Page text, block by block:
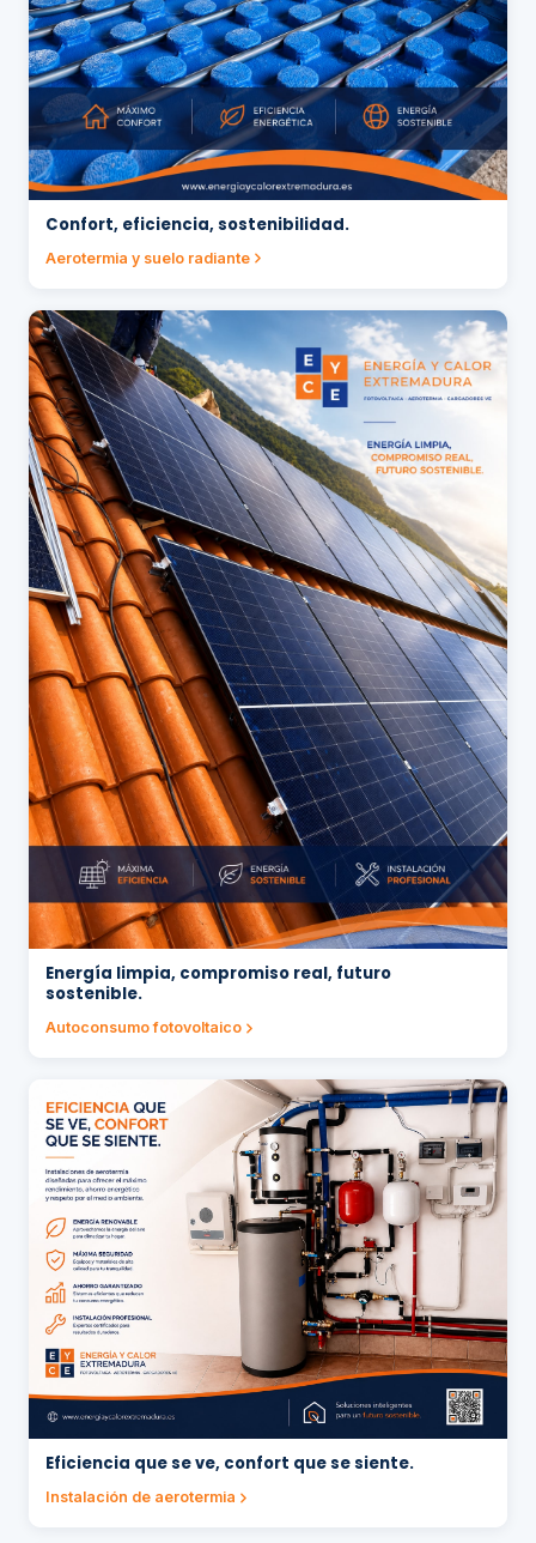
Confort, eficiencia, sostenibilidad.
Aerotermia y suelo radiante
Energía limpia, compromiso real, futuro
sostenible.
Autoconsumo fotovoltaico
Eficiencia que se ve, confort que se siente.
Instalación de aerotermia